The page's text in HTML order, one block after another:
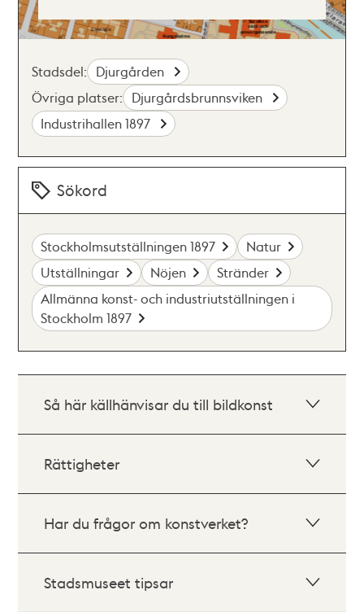
Stadsdel: Djurgården
Övriga platser: Djurgårdsbrunnsviken
Industrihallen 1897
Sökord
Stockholmsutställningen 1897
Natur
Utställningar
Nöjen
Stränder
Allmänna konst- och industriutställningen i
Stockholm 1897
Så här källhänvisar du till bildkonst
Rättigheter
Har du frågor om konstverket?
Stadsmuseet tipsar